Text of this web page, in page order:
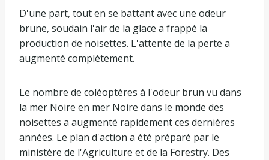
D'une part, tout en se battant avec une odeur
brune, soudain l'air de la glace a frappé la
production de noisettes. L'attente de la perte a
augmenté complètement.
Le nombre de coléoptères à l'odeur brun vu dans
la mer Noire en mer Noire dans le monde des
noisettes a augmenté rapidement ces dernières
années. Le plan d'action a été préparé par le
ministère de l'Agriculture et de la Forestry. Des